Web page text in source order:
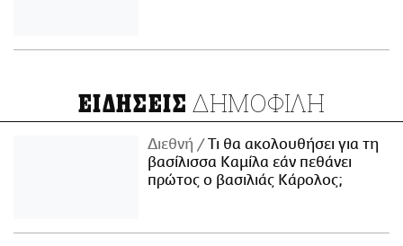
ΕΙΔΗΣΕΙΣ ΔΗΜΟΦΙΛΗ
Διεθνή
Τι θα ακολουθήσει για τη
βασίλισσα Καμίλα εάν πεθάνει
πρώτος ο βασιλιάς Κάρολος;